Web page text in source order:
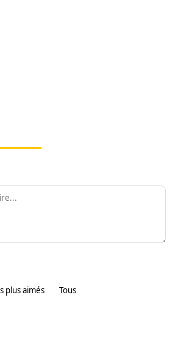
plus aimés Tous